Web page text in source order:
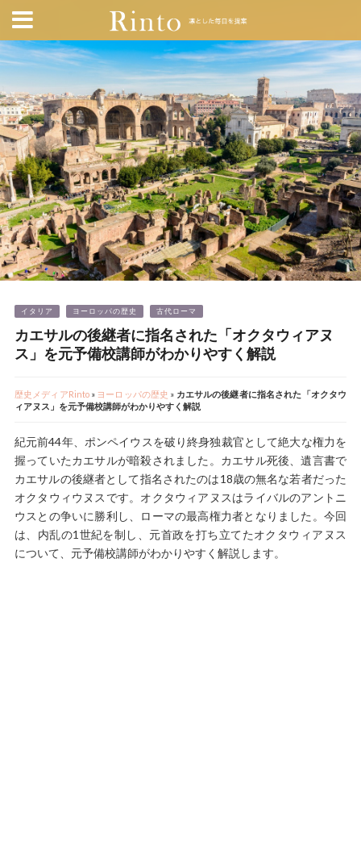
イタリア ヨーロッパの歴史 古代ローマ
カエサルの後継者に指名された「オクタウィアヌ
ス」を元予備校講師がわかりやすく解説
歴史メディアRinto» ヨーロッパの歴史 » カエサルの後継者に指名された「オクタウ
ィアヌス」を元予備校講師がわかりやすく解説
紀元前44年、ポンペイウスを破り終身独裁官として絶大な権力を
握っていたカエサルが暗殺されました。カエサル死後、遺言書で
カエサルの後継者として指名されたのは18歳の無名な若者だった
オクタウィウヌスです。オクタウィアヌスはライバルのアントニ
ウスとの争いに勝利し、ローマの最高権力者となりました。今回
は、内乱の1世紀を制し、元首政を打ち立てたオクタウィアヌス
について、元予備校講師がわかりやすく解説します。